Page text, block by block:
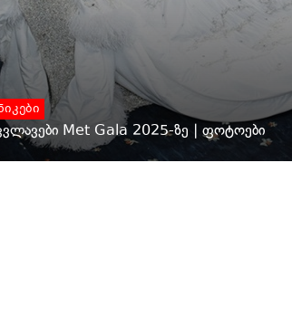
Met Gala 2025-ზე | ფოტოები